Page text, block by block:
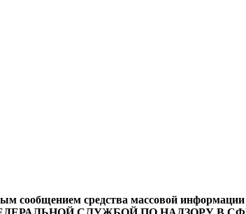
средства массовой информации